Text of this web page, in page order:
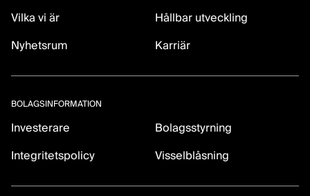
Vilka vi är
Hållbar utveckling
Nyhetsrum
Karriär
BOLAGSINFORMATION
Investerare
Bolagsstyrning
Integritetspolicy
Visselblåsning